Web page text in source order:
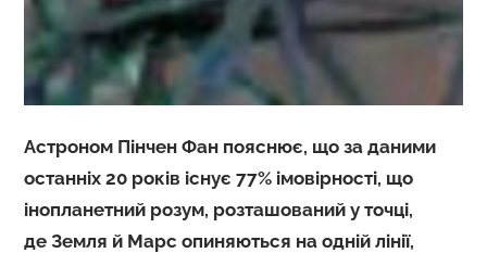
Астроном Пінчен Фан пояснює, що за даними
останніх 20 років існує 77% імовірності, що
інопланетний розум, розташований у точці,
де Земля й Марс опиняються на одній лінії,